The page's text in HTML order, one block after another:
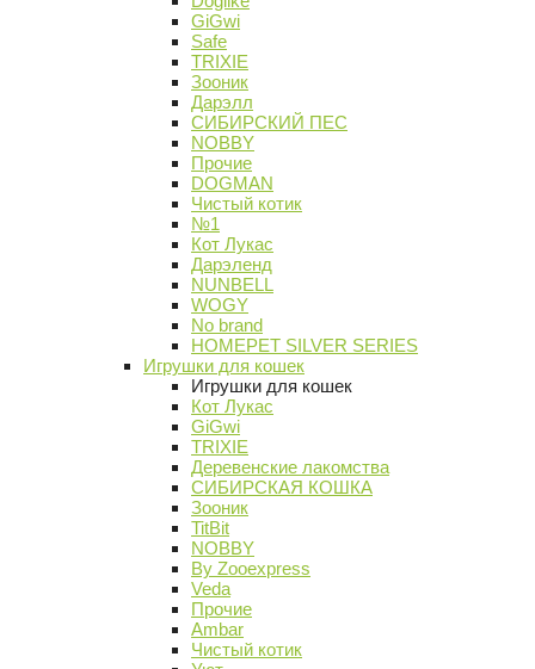
GiGwi
Safe
TRIXIE
Зооник
Дарэлл
СИБИРСКИЙ ПЕС
NOBBY
Прочие
DOGMAN
Чистый котик
№1
Кот Лукас
Дарэленд
NUNBELL
WOGY
No brand
HOMEPET SILVER SERIES
Игрушки для кошек
Игрушки для кошек
Кот Лукас
GiGwi
TRIXIE
Деревенские лакомства
СИБИРСКАЯ КОШКА
Зооник
TitBit
NOBBY
By Zooexpress
Veda
Прочие
Ambar
Чистый котик